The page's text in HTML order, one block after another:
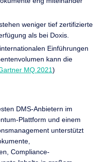
weniger tief zertifizierte
als bei Doxis.
Einführungen
kann die
MQ 2021)
DMS-Anbietern im
Plattform und einem
unterstützt
Compliance-